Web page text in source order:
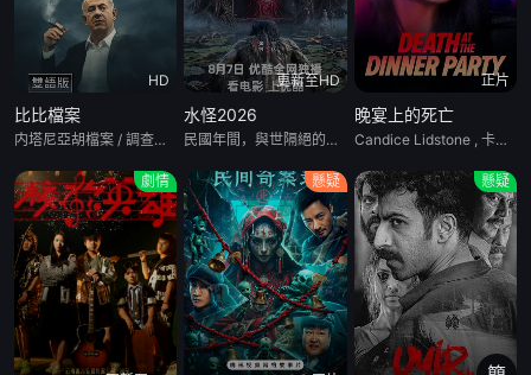
HD
比比檔案
内塔尼亞胡檔案 / 調查内塔尼亞胡（香港Now TV）
更新至HD
水怪2026
民國年間，與世隔絕的怪水村被湖中“水猴子”所擾。此物實爲瀕危水栖人猿，能模仿人言誘殺村民。少年水生幼年目睹父親慘死其手，自此深陷恐懼。村中長老三叔公借祭祀之名行愚昧統治，以活人獻祭暫息水怪，卻埋下更深禍根。連年暴雨與人爲侵擾激怒水猴子，襲擊頻發。當香蘭之弟被食、其父莫叔反抗被殺，香蘭決意以身獻祭複仇。水生幡然覺醒，不再逃避，聯合青年村民布設機關陷阱，假借獻祭誘敵。惡戰後水怪被擒，卻于慶功夜破籠而出，血洗村莊，三叔公亦命喪其口。村民終于醒悟：迷信退讓換不來平安。水生斷發持叉，率衆設伏，以智慧與血勇将水怪斬殺
正片
晚宴上的死亡
Candice Lidstone , 卡梅倫·布羅德 , 馬克·戴 , Eden Broda , Bryce Wynter , 瑪蒂娜·奧爾蒂斯·路易斯 , 阿娜娜·裏德瓦爾德 , 阮樸生 , Jon Welch , Alice Lapyko
劇情 懸疑 懸疑